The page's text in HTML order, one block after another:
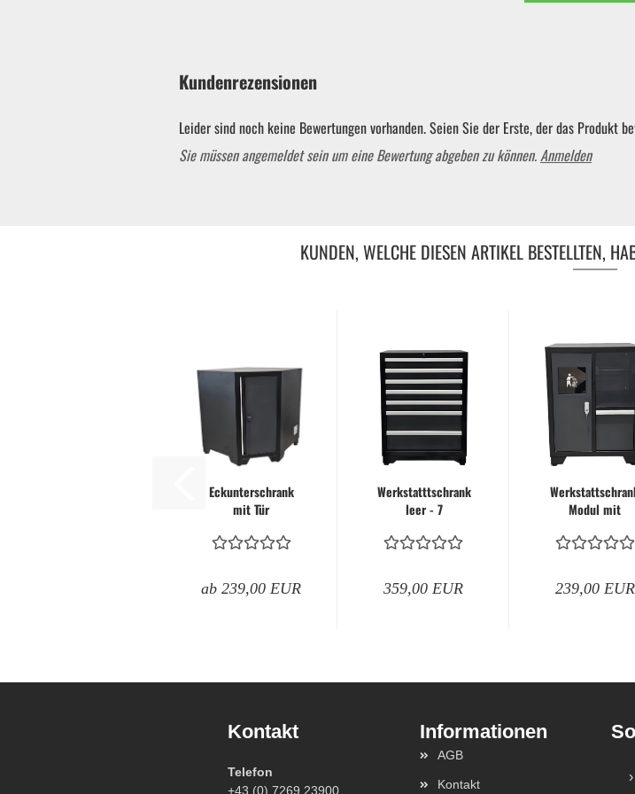
Wuchtmaschinen
Ersatzteile
Autoreinigung | Autopflege
Ratschen und Einsätze
Zange
Gewindereparatur
Schraubendreher und Bits
Hebelwerkzeug |
Spezialwerkzeug
Garten & ATV-Quad anzeigen
Gartenpumpen
Kundenrezensionen
Leider sind noch keine Bewertungen vorhanden. Seien Sie der Erste, der das Produkt
Sie müssen angemeldet sein um eine Bewertung abgeben zu können.Anmelden
KUNDEN, WELCHE DIESEN ARTIKEL BESTELLTEN,
Eckunterschrank
mit Tür
RETTER
ab 239,00 EUR
Werkstatttschrank
leer - 7
abschließbar
359,00 EUR
Modul mit
abschließbar und
239,00 EUR
Kontakt
Telefon
+43 (0) 7269 23900
AGB
Kontakt